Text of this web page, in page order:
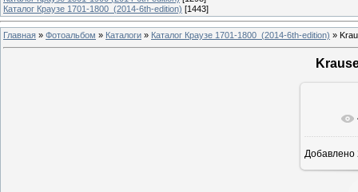
Каталог Краузе 1701-1800_(2014-6th-edition) [1443]
Главная » Фотоальбом » Каталоги » Каталог Краузе 1701-1800_(2014-6th-edition) »
Добавлено